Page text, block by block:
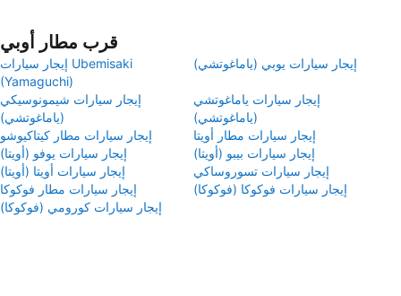
قرب مطار أوبي
إيجار سيارات Ubemisaki
(Yamaguchi)
إيجار سيارات يوبي (ياماغوتشي)
إيجار سيارات شيمونوسيكي
(ياماغوتشي)
إيجار سيارات ياماغوتشي
(ياماغوتشي)
إيجار سيارات مطار كيتاكيوشو
إيجار سيارات مطار أويتا
إيجار سيارات يوفو (أويتا)
إيجار سيارات بيبو (أويتا)
إيجار سيارات أويتا (أويتا)
إيجار سيارات تسوروساكي
إيجار سيارات مطار فوكوكا
إيجار سيارات فوكوكا (فوكوكا)
إيجار سيارات كورومي (فوكوكا)